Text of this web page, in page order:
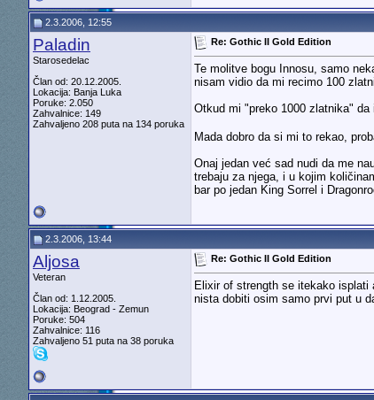
2.3.2006, 12:55
Paladin
Starosedelac
Član od: 20.12.2005.
Lokacija: Banja Luka
Poruke: 2.050
Zahvalnice: 149
Zahvaljeno 208 puta na 134 poruka
Re: Gothic II Gold Edition
Te molitve bogu Innosu, samo
nisam vidio da mi recimo 100
Otkud mi "preko 1000 zlatnika" da
Mada dobro da si mi to rekao,
Onaj jedan već sad nudi da me
trebaju za njega, i u kojim
bar po jedan King Sorrel i
2.3.2006, 13:44
Aljosa
Veteran
Član od: 1.12.2005.
Lokacija: Beograd - Zemun
Poruke: 504
Zahvalnice: 116
Zahvaljeno 51 puta na 38 poruka
Re: Gothic II Gold Edition
Elixir of strength se itekako
nista dobiti osim samo prvi put u